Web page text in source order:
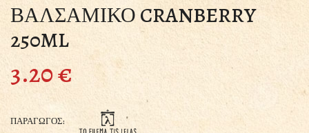
ΒΑΛΣΑΜΙΚΟ CRANBERRY
250ML
3.20€
ΠΑΡΑΓΩΓΟΣ: